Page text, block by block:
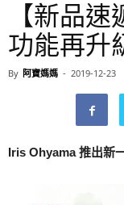
【新品
功能再升
By 阿寶媽媽 - 2019-12-23
Iris Ohyama 推出新